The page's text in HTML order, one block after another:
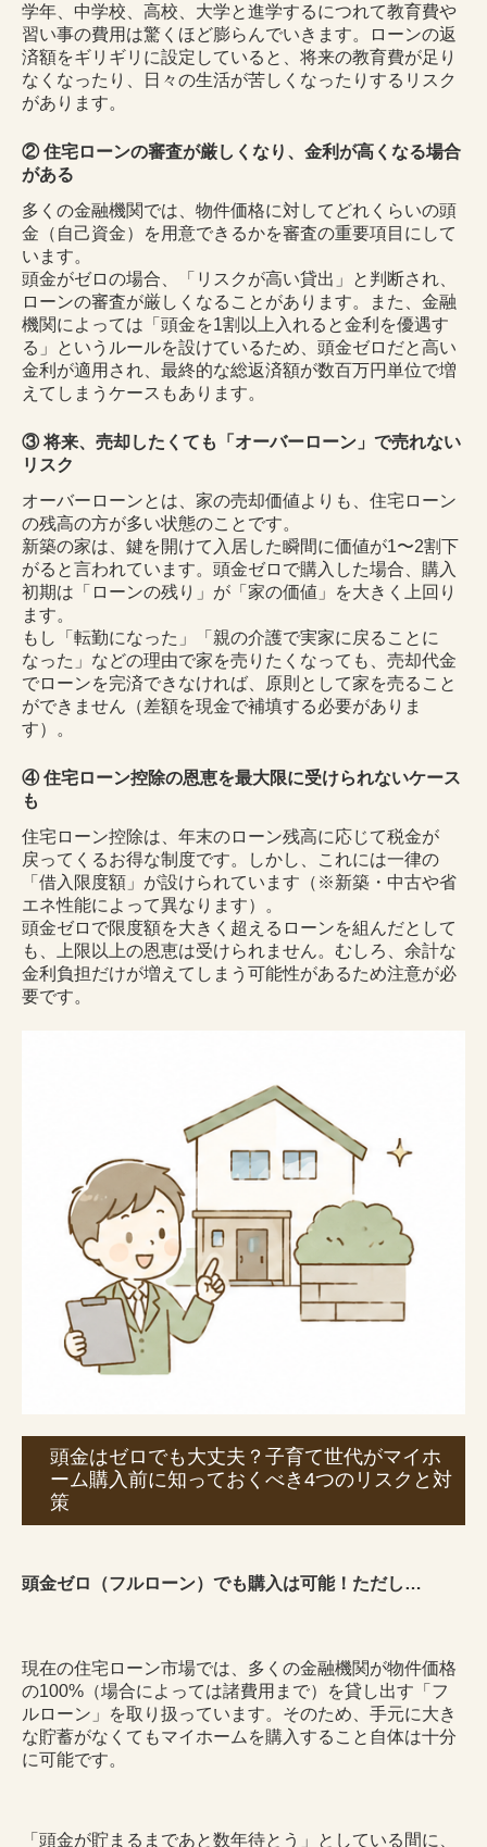
学年、中学校、高校、大学と進学するにつれて教育費や
習い事の費用は驚くほど膨らんでいきます。ローンの返
済額をギリギリに設定していると、将来の教育費が足り
なくなったり、日々の生活が苦しくなったりするリスク
があります。
② 住宅ローンの審査が厳しくなり、金利が高くなる場合
がある
多くの金融機関では、物件価格に対してどれくらいの頭
金（自己資金）を用意できるかを審査の重要項目にして
います。
頭金がゼロの場合、「リスクが高い貸出」と判断され、
ローンの審査が厳しくなることがあります。また、金融
機関によっては「頭金を1割以上入れると金利を優遇す
る」というルールを設けているため、頭金ゼロだと高い
金利が適用され、最終的な総返済額が数百万円単位で増
えてしまうケースもあります。
③ 将来、売却したくても「オーバーローン」で売れない
リスク
オーバーローンとは、家の売却価値よりも、住宅ローン
の残高の方が多い状態のことです。
新築の家は、鍵を開けて入居した瞬間に価値が1〜2割下
がると言われています。頭金ゼロで購入した場合、購入
初期は「ローンの残り」が「家の価値」を大きく上回り
ます。
もし「転勤になった」「親の介護で実家に戻ることに
なった」などの理由で家を売りたくなっても、売却代金
でローンを完済できなければ、原則として家を売ること
ができません（差額を現金で補填する必要がありま
す）。
④ 住宅ローン控除の恩恵を最大限に受けられないケース
も
住宅ローン控除は、年末のローン残高に応じて税金が
戻ってくるお得な制度です。しかし、これには一律の
「借入限度額」が設けられています（※新築・中古や省
エネ性能によって異なります）。
頭金ゼロで限度額を大きく超えるローンを組んだとして
も、上限以上の恩恵は受けられません。むしろ、余計な
金利負担だけが増えてしまう可能性があるため注意が必
要です。
頭金はゼロでも大丈夫？子育て世代がマイホ
ーム購入前に知っておくべき4つのリスクと対
策
頭金ゼロ（フルローン）でも購入は可能！ただし…
現在の住宅ローン市場では、多くの金融機関が物件価格
の100%（場合によっては諸費用まで）を貸し出す「フ
ルローン」を取り扱っています。そのため、手元に大き
な貯蓄がなくてもマイホームを購入すること自体は十分
に可能です。
「頭金が貯まるまであと数年待とう」としている間に、